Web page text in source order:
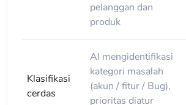
pelanggan dan
produk
Klasifikasi
cerdas
AI mengidentifikasi
kategori masalah
(akun / fitur / Bug),
prioritas diatur